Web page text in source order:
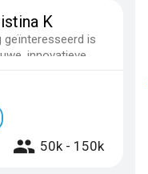
K
geïnteresseerd is
innovatieve
50k - 150k